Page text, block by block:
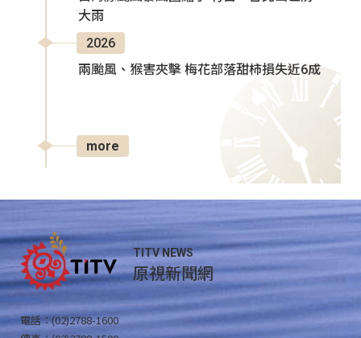
大雨
2026
兩颱風、猴害夾擊 梅花部落甜柿損失近6成
more
TITV NEWS
原視新聞網
電話：(02)2788-1600